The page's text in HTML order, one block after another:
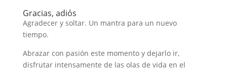
Gracias, adiós
Agradecer y soltar. Un mantra para un nuevo
tiempo.
Abrazar con pasión este momento y dejarlo ir,
disfrutar intensamente de las olas de vida en el